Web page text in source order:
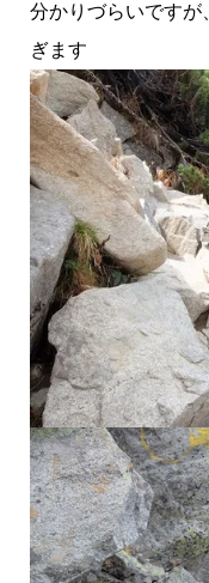
分かりづらいですが
ぎます